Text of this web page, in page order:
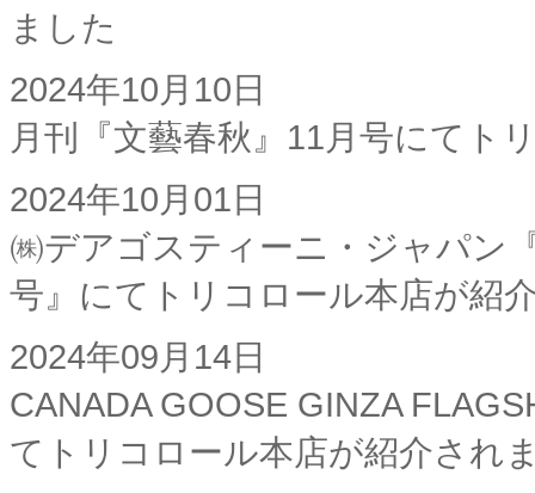
ました
2024年10月10日
月刊『文藝春秋』11月号にてト
2024年10月01日
㈱デアゴスティーニ・ジャパン
号』にてトリコロール本店が紹
2024年09月14日
CANADA GOOSE GINZA
てトリコロール本店が紹介さ